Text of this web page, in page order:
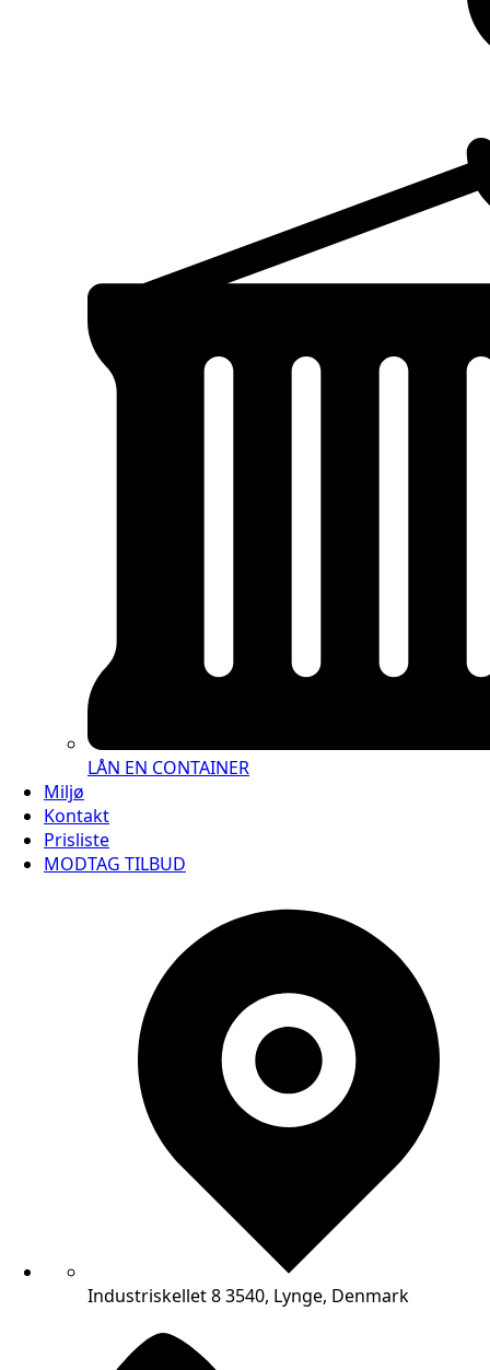
LÅN EN CONTAINER
Miljø
Kontakt
Prisliste
MODTAG TILBUD
Industriskellet 8 3540, Lynge, Denmark